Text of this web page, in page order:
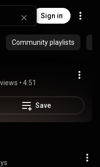
Sign in
Community playlists
• 4:51
Save